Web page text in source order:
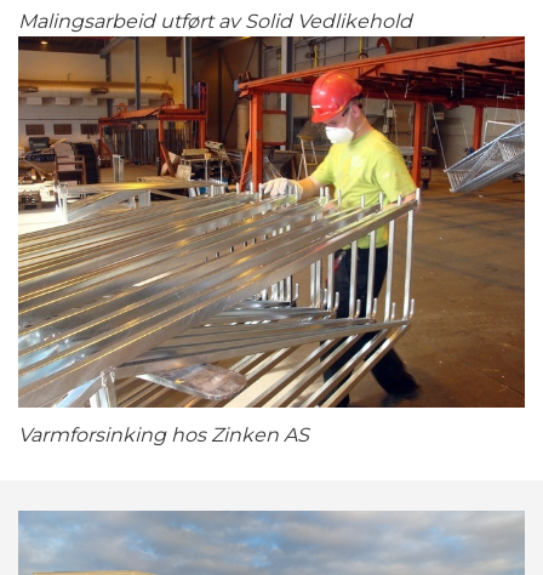
Malingsarbeid utført av Solid Vedlikehold
Varmforsinking hos Zinken AS